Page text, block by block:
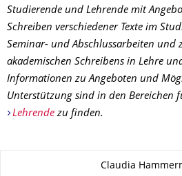
Studierende und Lehrende mit
Schreiben verschiedener Texte im
Seminar- und Abschlussarbeiten und
akademischen Schreibens in Lehre
Informationen zu Angeboten und
Unterstützung sind in den Bereichen
Lehrendezu finden.
Zu dieser SeiteClaudia